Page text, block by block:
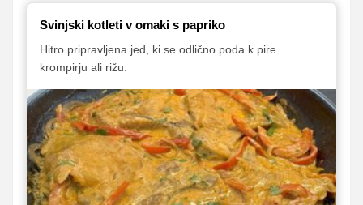
Svinjski kotleti v omaki s papriko
Hitro pripravljena jed, ki se odlično poda k pire
krompirju ali rižu.